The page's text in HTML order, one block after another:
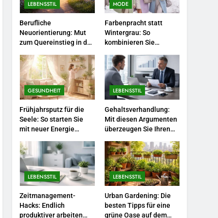
Selbstversorger-Glück:
Welches Gemüse Sie jetzt
pflanzen sollten.
LEBENSSTIL
Accessoire-Guide: Mit
diesen Details werten Sie
jedes Frühlingsoutfit auf.
MODE
6
Naturnah gärtnern: So
locken Sie Bienen und
Garten.
LEBENSSTIL
7
Berufliche
Neuorientierung: Mut zum
Quereinstieg in der neuen
Saison.
LEBENSSTIL
LEBENSSTIL
Berufliche
Neuorientierung: Mut
zum Quereinstieg in der
MODE
Farbenpracht statt
Wintergrau: So
kombinieren Sie
Jahr.
GESUNDHEIT
Frühjahrsputz für die
Seele: So starten Sie
mit neuer Energie
LEBENSSTIL
Gehaltsverhandlung:
Mit diesen Argumenten
überzeugen Sie Ihren
LEBENSSTIL
Zeitmanagement-
Hacks: Endlich
produktiver arbeiten
LEBENSSTIL
Urban Gardening: Die
besten Tipps für eine
grüne Oase auf dem